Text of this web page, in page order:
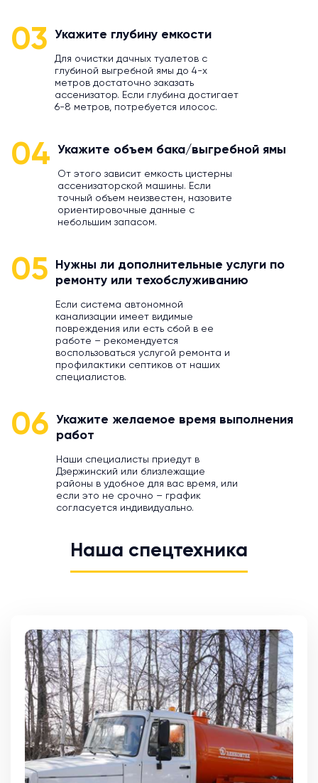
03 Укажите глубину емкости
Для очистки дачных туалетов с
глубиной выгребной ямы до 4-х
метров достаточно заказать
ассенизатор. Если глубина достигает
6-8 метров, потребуется илосос.
04 Укажите объем бака/выгребной ямы
От этого зависит емкость цистерны
ассенизаторской машины. Если
точный объем неизвестен, назовите
ориентировочные данные с
небольшим запасом.
05
Нужны ли дополнительные услуги по
ремонту или техобслуживанию
Если система автономной
канализации имеет видимые
повреждения или есть сбой в ее
работе – рекомендуется
воспользоваться услугой ремонта и
профилактики септиков от наших
специалистов.
06
Укажите желаемое время выполнения
работ
Наши специалисты приедут в
Дзержинский или близлежащие
районы в удобное для вас время, или
если это не срочно – график
согласуется индивидуально.
Наша спецтехника